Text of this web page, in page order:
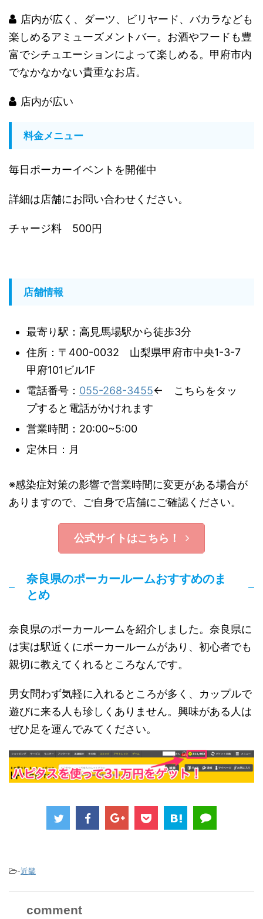
店内が広く、ダーツ、ビリヤード、バカラなども
楽しめるアミューズメントバー。お酒やフードも豊
富でシチュエーションによって楽しめる。甲府市内
でなかなかない貴重なお店。
店内が広い
料金メニュー
毎日ポーカーイベントを開催中
詳細は店舗にお問い合わせください。
チャージ料 500円
店舗情報
最寄り駅：高見馬場駅から徒歩3分
住所：〒400-0032 山梨県甲府市中央1-3-7
甲府101ビル1F
電話番号： 055-268-3455← こちらをタッ
プすると電話がかけれます
営業時間：20:00~5:00
定休日：月
※感染症対策の影響で営業時間に変更がある場合が
ありますので、ご自身で店舗にご確認ください。
公式サイトはこちら！
奈良県のポーカールームおすすめのま
とめ
奈良県のポーカールームを紹介しました。奈良県に
は実は駅近くにポーカールームがあり、初心者でも
親切に教えてくれるところなんです。
男女問わず気軽に入れるところが多く、カップルで
遊びに来る人も珍しくありません。興味がある人は
ぜひ足を運んでみてください。
-近畿
comment